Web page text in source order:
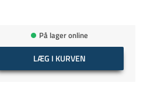
På lager online
LÆG I KURVEN